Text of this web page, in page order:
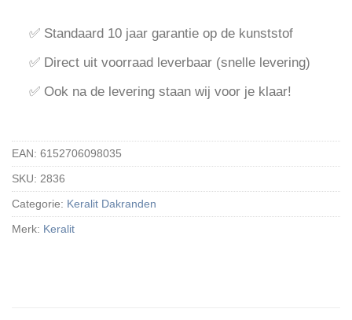
✅ Standaard 10 jaar garantie op de kunststof
✅ Direct uit voorraad leverbaar (snelle levering)
✅ Ook na de levering staan wij voor je klaar!
EAN: 6152706098035
SKU: 2836
Categorie: Keralit Dakranden
Merk: Keralit